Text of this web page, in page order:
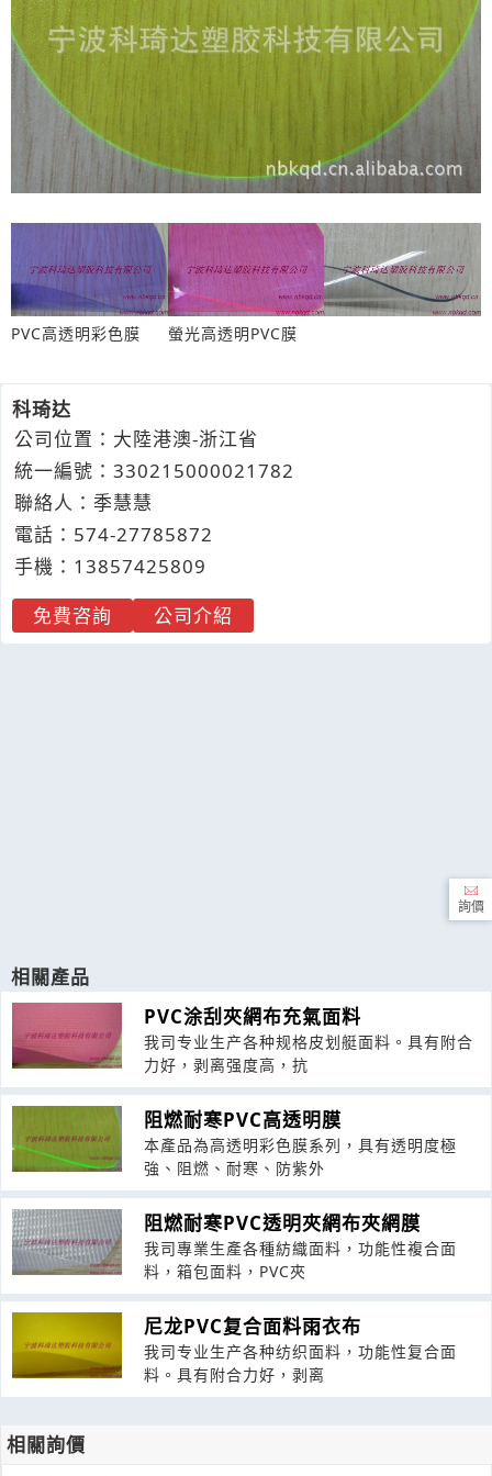
PVC高透明彩色膜 螢光高透明PVC膜
科琦达
公司位置：大陸港澳-浙江省
統一編號：330215000021782
聯絡人：季慧慧
電話： 574-27785872
手機： 13857425809
免費咨詢
公司介紹
相關產品
PVC涂刮夾網布充氣面料
我司专业生产各种规格皮划艇面料。具有附合
力好，剥离强度高，抗
阻燃耐寒PVC高透明膜
本產品為高透明彩色膜系列，具有透明度極
強、阻燃、耐寒、防紫外
阻燃耐寒PVC透明夾網布夾網膜
我司專業生產各種紡織面料，功能性複合面
料，箱包面料，PVC夾
尼龙PVC复合面料雨衣布
我司专业生产各种纺织面料，功能性复合面
料。具有附合力好，剥离
相關詢價
詢價